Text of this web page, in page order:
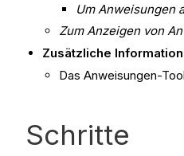
Um Anweisungen
Zum Anzeigen von
Zusätzliche
Das Anweisungen-
Schritte